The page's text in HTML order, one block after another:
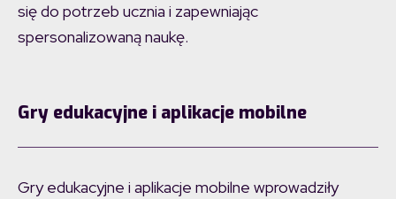
się do potrzeb ucznia i zapewniając
spersonalizowaną naukę.
Gry edukacyjne i aplikacje mobilne
Gry edukacyjne i aplikacje mobilne wprowadziły